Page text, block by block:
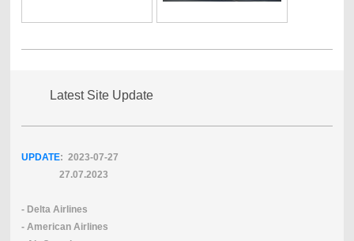
Latest Site Update
UPDATE: 2023-07-27
27.07.2023
- Delta Airlines
- American Airlines